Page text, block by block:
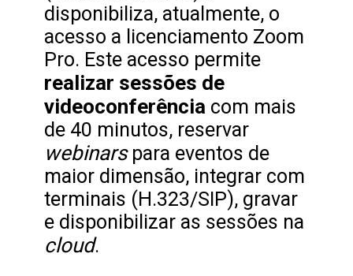
disponibiliza, atualmente, o
acesso a licenciamento Zoom
Pro. Este acesso permite
realizar sessões de
videoconferência com mais
de 40 minutos, reservar
webinars para eventos de
maior dimensão, integrar com
terminais (H.323/SIP), gravar
e disponibilizar as sessões na
cloud.